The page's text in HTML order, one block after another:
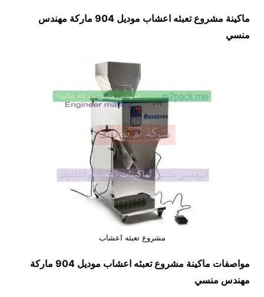
ماكينة مشروع تعبئه اعشاب موديل 904 ماركة مهندس
منسي
مشروع تعبئه اعشاب
مواصفات ماكينة مشروع تعبئه اعشاب
موديل 904 ماركة
مهندس منسي